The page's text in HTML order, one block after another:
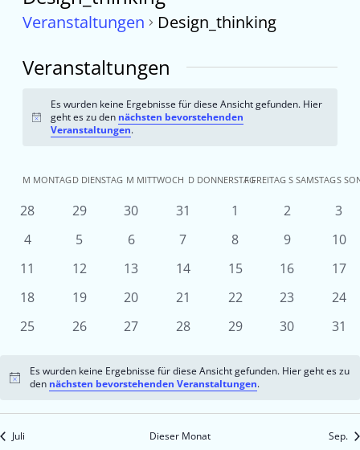
Veranstaltungen Design_thinking
Veranstaltungen
Hinweis
Es wurden keine Ergebnisse für diese Ansicht gefunden. Hier
geht es zu den nächsten bevorstehenden
Veranstaltungen.
Kalender
von
Veranstaltungen
M MONTAGD DIENSTAG M MITTWOCH D DONNERSTAG
FFREITAG SSAMSTAGS
0
28
0
29
0
30
0
31
0
1
0
2
0
3
0
4
0
5
0
6
0
7
0
8
0
9
0
10
0
11
0
12
0
13
0
14
0
15
0
16
0
17
0
18
0
19
0
20
0
21
0
22
0
23
0
24
0
25
0
26
0
27
0
28
0
29
0
30
0
31
Hinweis
Es wurden keine Ergebnisse für diese Ansicht gefunden. Hier geht es zu
den nächsten bevorstehenden Veranstaltungen.
Juli Dieser Monat Sep.